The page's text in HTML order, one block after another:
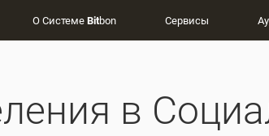
О СистемеBitbon Сервисы
в